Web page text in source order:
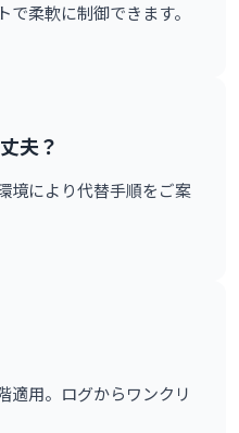
柔軟に制御できます。
夫？
境により代替手順をご案
用。ログからワンクリ